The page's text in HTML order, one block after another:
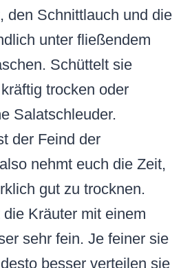
den Schnittlauch und die
unter fließendem
Schüttelt sie
trocken oder
Salatschleuder.
der Feind der
nehmt euch die Zeit,
gut zu trocknen.
Kräuter mit einem
sehr fein. Je feiner sie
besser verteilen sie